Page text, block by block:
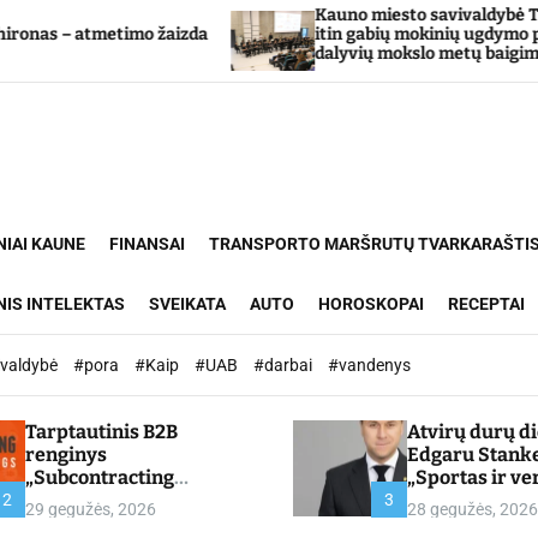
Kauno miesto savivaldybė Tarpdisciplininio
itin gabių mokinių ugdymo programos
dalyvių mokslo metų baigimo šventė
KAUNE FINANSAI TRANSPORTO MARŠRUTŲ
INTELEKTAS SVEIKATA AUTO HOROSKOPAI RECEPTAI
#pora #Kaip #UAB #darbai #vandenys
2
Tarptautinis B2B
renginys
„Subcontracting
Meetings 2026“ –
chamber.lt
29 gegužės, 2026 3
Atvirų durų
Edgaru
„Sportas ir
partnerystės,
kuria vertę“ –
28 gegužės, 2026